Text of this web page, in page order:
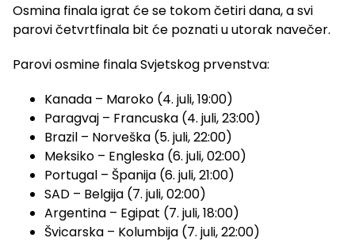
Osmina finala igrat će se tokom četiri dana, a svi
parovi četvrtfinala bit će poznati u utorak navečer.
Parovi osmine finala Svjetskog prvenstva:
Kanada – Maroko (4. juli, 19:00)
Paragvaj – Francuska (4. juli, 23:00)
Brazil – Norveška (5. juli, 22:00)
Meksiko – Engleska (6. juli, 02:00)
Portugal – Španija (6. juli, 21:00)
SAD – Belgija (7. juli, 02:00)
Argentina – Egipat (7. juli, 18:00)
Švicarska – Kolumbija (7. juli, 22:00)